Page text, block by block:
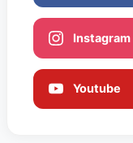
Instagram
Youtube